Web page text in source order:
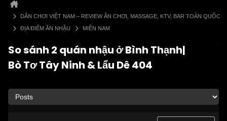
DÂN CHƠI VIỆT NAM – REVIEW ĂN CHƠI, MASSAGE, KTV, BAR TOÀN QUỐC
ĐỊA ĐIỂM ĂN NHẬU
MIỀN NAM
So sánh 2 quán nhậu ở Bình Thạnh|
Bò Tơ Tây Ninh & Lẩu Dê 404